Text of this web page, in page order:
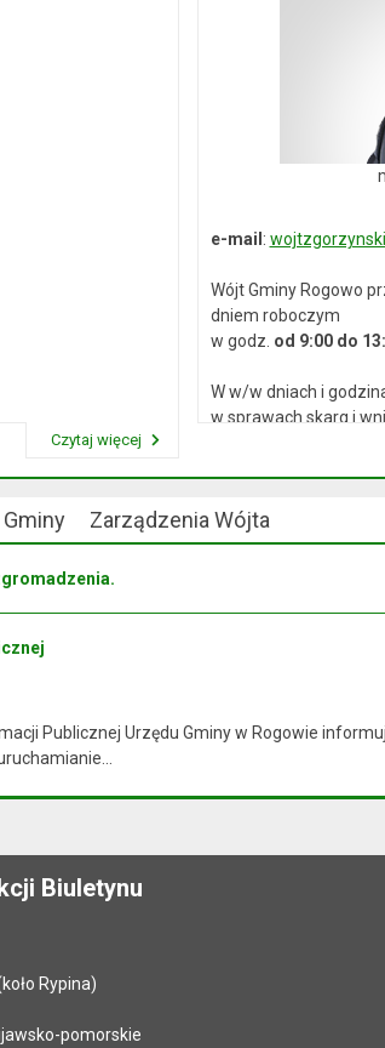
Czytaj więcej
e-mail :
Wójt Gminy Rogowo
dniem roboczym
w godz. od 9:00 do
W w/w dniach i
w sprawach skarg i
Gminy Zarządzenia Wójta
Publicznej Urzędu Gminy w Rogowie
Biuletynu
Rypina)
pomorskie